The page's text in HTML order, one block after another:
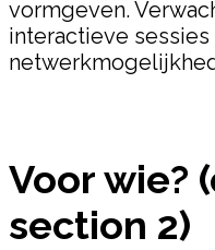
vormgeven.
interactieve
Voor wie?
section 2)